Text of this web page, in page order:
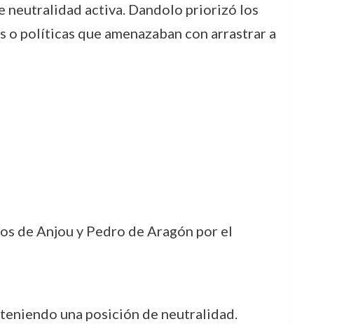
neutralidad activa. Dandolo priorizó los
políticas que amenazaban con arrastrar a
de Anjou y Pedro de Aragón por el
una posición de neutralidad.